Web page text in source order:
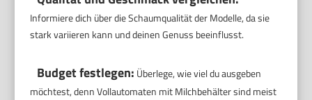
Informiere dich über die Schaumqualität der Modelle, da sie
stark variieren kann und deinen Genuss beeinflusst.
Budget festlegen: Überlege, wie viel du ausgeben
möchtest, denn Vollautomaten mit Milchbehälter sind meist